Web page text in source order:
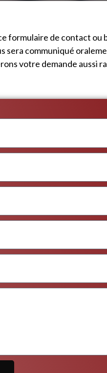
formulaire de contact ou
sera communiqué
votre demande aussi